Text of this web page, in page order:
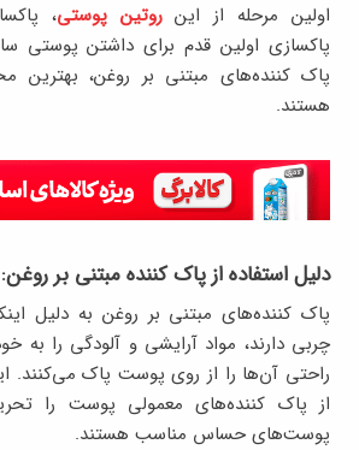
اولین مرحله از اینروتین پوستی،
پاکسازی اولین قدم برای داشتن پوستی
پاک کننده‌های مبتنی بر روغن، بهترین
هستند.
دلیل استفاده از پاک کننده مبتنی بر روغن:
پاک کننده‌های مبتنی بر روغن به دلیل
چربی دارند، مواد آرایشی و آلودگی را به
راحتی آن‌ها را از روی پوست پاک می‌کنند.
از پاک کننده‌های معمولی پوست را
پوست‌های حساس مناسب هستند.